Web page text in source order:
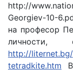
http://
Georgiev-10-
на професор
http://
tetradkite.htm